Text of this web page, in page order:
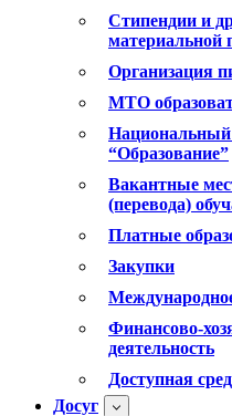
Стипендии и
материальной
Организация
МТО
Национальный
“Образование”
Вакантные
(перевода)
Платные
Закупки
Финансово-
деятельность
Доступная
Досуг